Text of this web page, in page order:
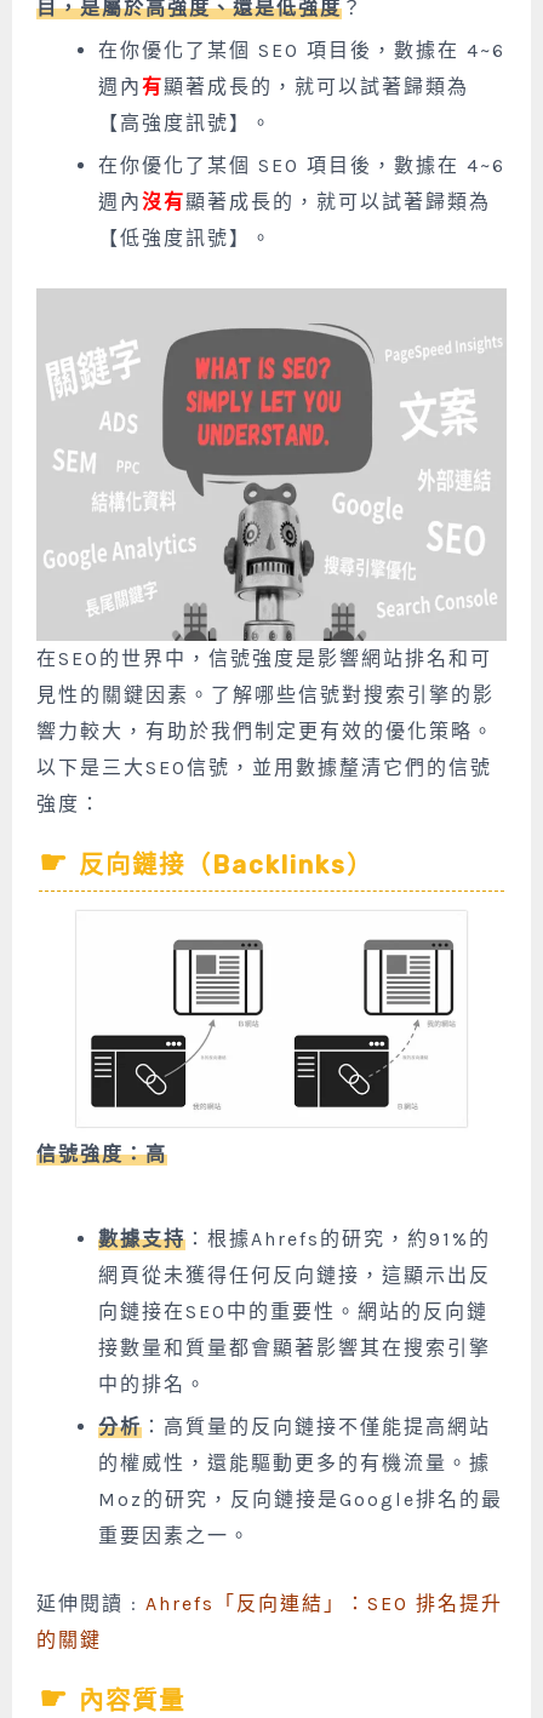
目，是屬於高強度、還是低強度 ？
在你優化了某個 SEO 項目後，數據在 4~6
週內有顯著成長的，就可以試著歸類為
【高強度訊號】。
在你優化了某個 SEO 項目後，數據在 4~6
週內沒有顯著成長的，就可以試著歸類為
【低強度訊號】。
在SEO的世界中，信號強度是影響網站排名和可
見性的關鍵因素。了解哪些信號對搜索引擎的影
響力較大，有助於我們制定更有效的優化策略。
以下是三大SEO信號，並用數據釐清它們的信號
強度：
反向鏈接（Backlinks）
信號強度：高
數據支持 ：根據Ahrefs的研究，約91%的
網頁從未獲得任何反向鏈接，這顯示出反
向鏈接在SEO中的重要性。網站的反向鏈
接數量和質量都會顯著影響其在搜索引擎
中的排名。
分析 ：高質量的反向鏈接不僅能提高網站
的權威性，還能驅動更多的有機流量。據
Moz的研究，反向鏈接是Google排名的最
重要因素之一。
延伸閱讀 : Ahrefs「反向連結」：SEO 排名提升
的關鍵
內容質量